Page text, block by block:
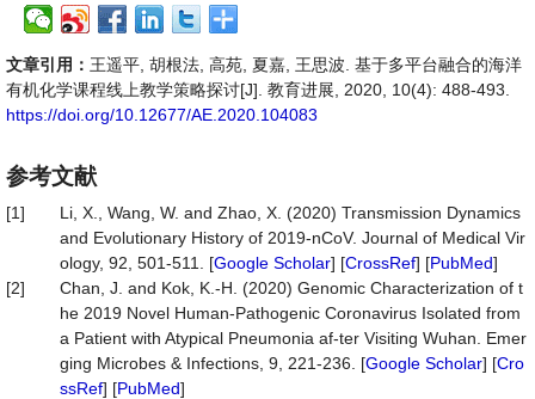
文章引用： 王遥平, 胡根法, 高苑, 夏嘉, 王思波. 基于多平台融合的海洋
有机化学课程线上教学策略探讨[J]. 教育进展, 2020, 10(4): 488-493.
https://doi.org/10.12677/AE.2020.104083
参考文献
[1]
Li, X., Wang, W. and Zhao, X. (2020) Transmission Dynamics
and Evolutionary History of 2019-nCoV. Journal of Medical Vir
ology, 92, 501-511. [Google Scholar] [CrossRef] [PubMed]
[2]
Chan, J. and Kok, K.-H. (2020) Genomic Characterization of t
he 2019 Novel Human-Pathogenic Coronavirus Isolated from
a Patient with Atypical Pneumonia af-ter Visiting Wuhan. Emer
ging Microbes & Infections, 9, 221-236. [Google Scholar] [Cro
ssRef] [PubMed]